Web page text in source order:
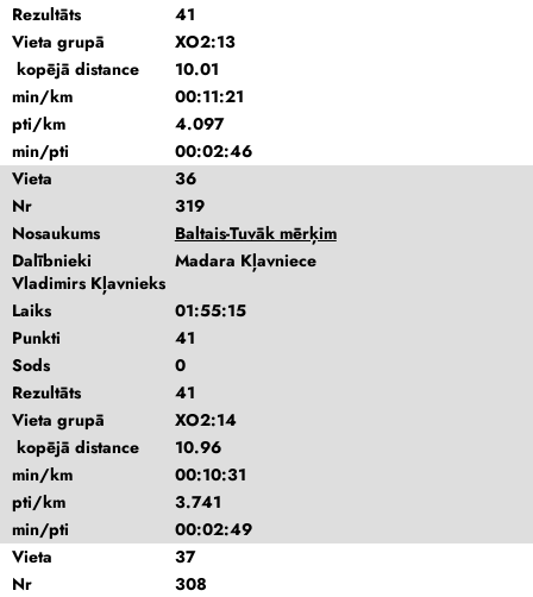
Rezultāts
41
Vieta grupā
XO2:13
kopējā distance
10.01
min/km
00:11:21
pti/km
4.097
min/pti
00:02:46
Vieta
36
Nr
319
Nosaukums
Baltais-Tuvāk mērķim
Dalībnieki
Madara Kļavniece
Vladimirs Kļavnieks
Laiks
01:55:15
Punkti
41
Sods
0
Rezultāts
41
Vieta grupā
XO2:14
kopējā distance
10.96
min/km
00:10:31
pti/km
3.741
min/pti
00:02:49
Vieta
37
Nr
308